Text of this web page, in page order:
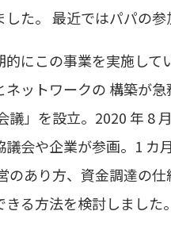
した。 最近ではパパの
的にこの事業を実施し
ネットワークの 構築が
議」を設立。2020 年 8
議会や企業が参画。1 カ
のあり方、資金調達の
る方法を検討しました。